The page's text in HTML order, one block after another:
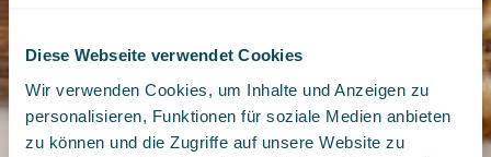
Diese Webseite verwendet Cookies
Wir verwenden Cookies, um Inhalte und Anzeigen zu
personalisieren, Funktionen für soziale Medien anbieten
zu können und die Zugriffe auf unsere Website zu